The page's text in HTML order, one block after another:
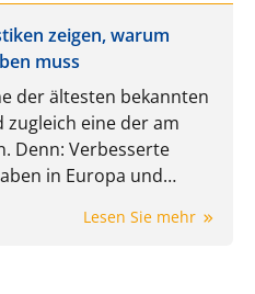
zeigen, warum
muss
der ältesten bekannten
zugleich eine der am
Denn: Verbesserte
in Europa und
geführt, gleichzeitig
Lesen Sie mehr